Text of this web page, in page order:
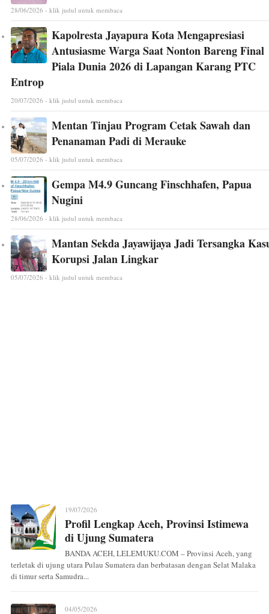
28/06/2026 - klik judul untuk membaca
Kapolresta Jayapura Kota Mengapresiasi
Antusiasme Warga Saat Nonton Bareng Final
Piala Dunia 2026 di Lapangan Karang PTC
Entrop
20/07/2026 - klik judul untuk membaca
Mentan Tinjau Program Cetak Sawah dan
Penanaman Padi di Merauke
05/07/2026 - klik judul untuk membaca
Gempa M4.9 Guncang Finschhafen, Papua
Nugini
28/06/2026 - klik judul untuk membaca
Mantan Sekda Jayawijaya Jadi Tersangka
Korupsi Jalan Lingkar
05/07/2026 - klik judul untuk membaca
19/07/2026
Profil Lengkap Aceh, Provinsi Istimewa
di Ujung Sumatera
BANDA ACEH, LELEMUKU.COM – Provinsi Aceh, yang
terletak di ujung utara Pulau Sumatera dan berbatasan dengan Selat Malaka
di timur serta Samudra...
04/05/2026